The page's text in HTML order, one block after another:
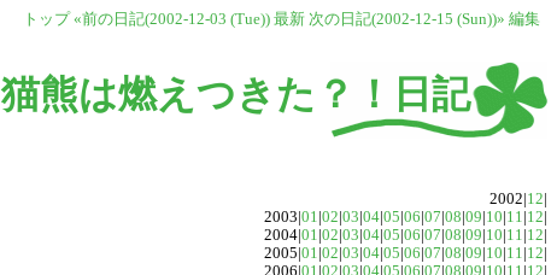
トップ «前の日記(2002-12-03 (Tue)) 最新 次の日記(2002-12-15 (Sun))» 編集
猫熊は燃えつきた？！日記
2002|12|
2003|01|02|03|04|05|06|07|08|09|10|11|12|
2004|01|02|03|04|05|06|07|08|09|10|11|12|
2005|01|02|03|04|05|06|07|08|09|10|11|12|
2006|01|02|03|04|05|06|07|08|09|10|11|12|